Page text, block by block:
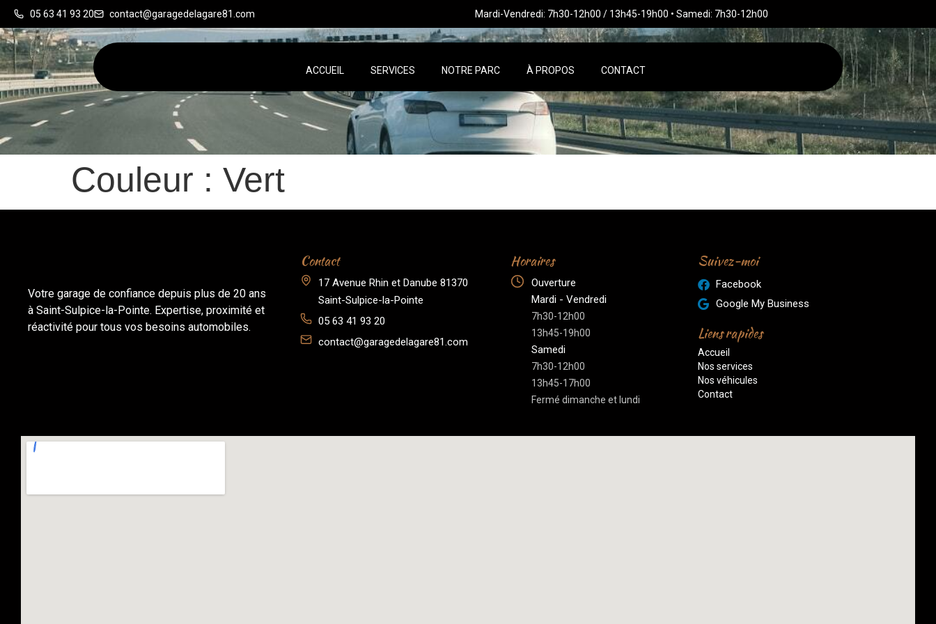
05 63 41 93 20 contact@garagedelagare81.com Mardi-Vendredi: 7h30-12h00 / 13h45-19h00 • Samedi: 7h30-12h00
ACCUEIL SERVICES NOTRE PARC À PROPOS CONTACT
Couleur : Vert
Votre garage de confiance depuis plus de 20 ans
à Saint-Sulpice-la-Pointe. Expertise, proximité et
réactivité pour tous vos besoins automobiles.
Contact
17 Avenue Rhin et Danube 81370
Saint-Sulpice-la-Pointe
05 63 41 93 20
contact@garagedelagare81.com
Horaires
Ouverture
Mardi - Vendredi
7h30-12h00
13h45-19h00
Samedi
7h30-12h00
13h45-17h00
Fermé dimanche et lundi
Suivez-moi
Facebook
Google My Business
Liens rapides
Accueil
Nos services
Nos véhicules
Contact